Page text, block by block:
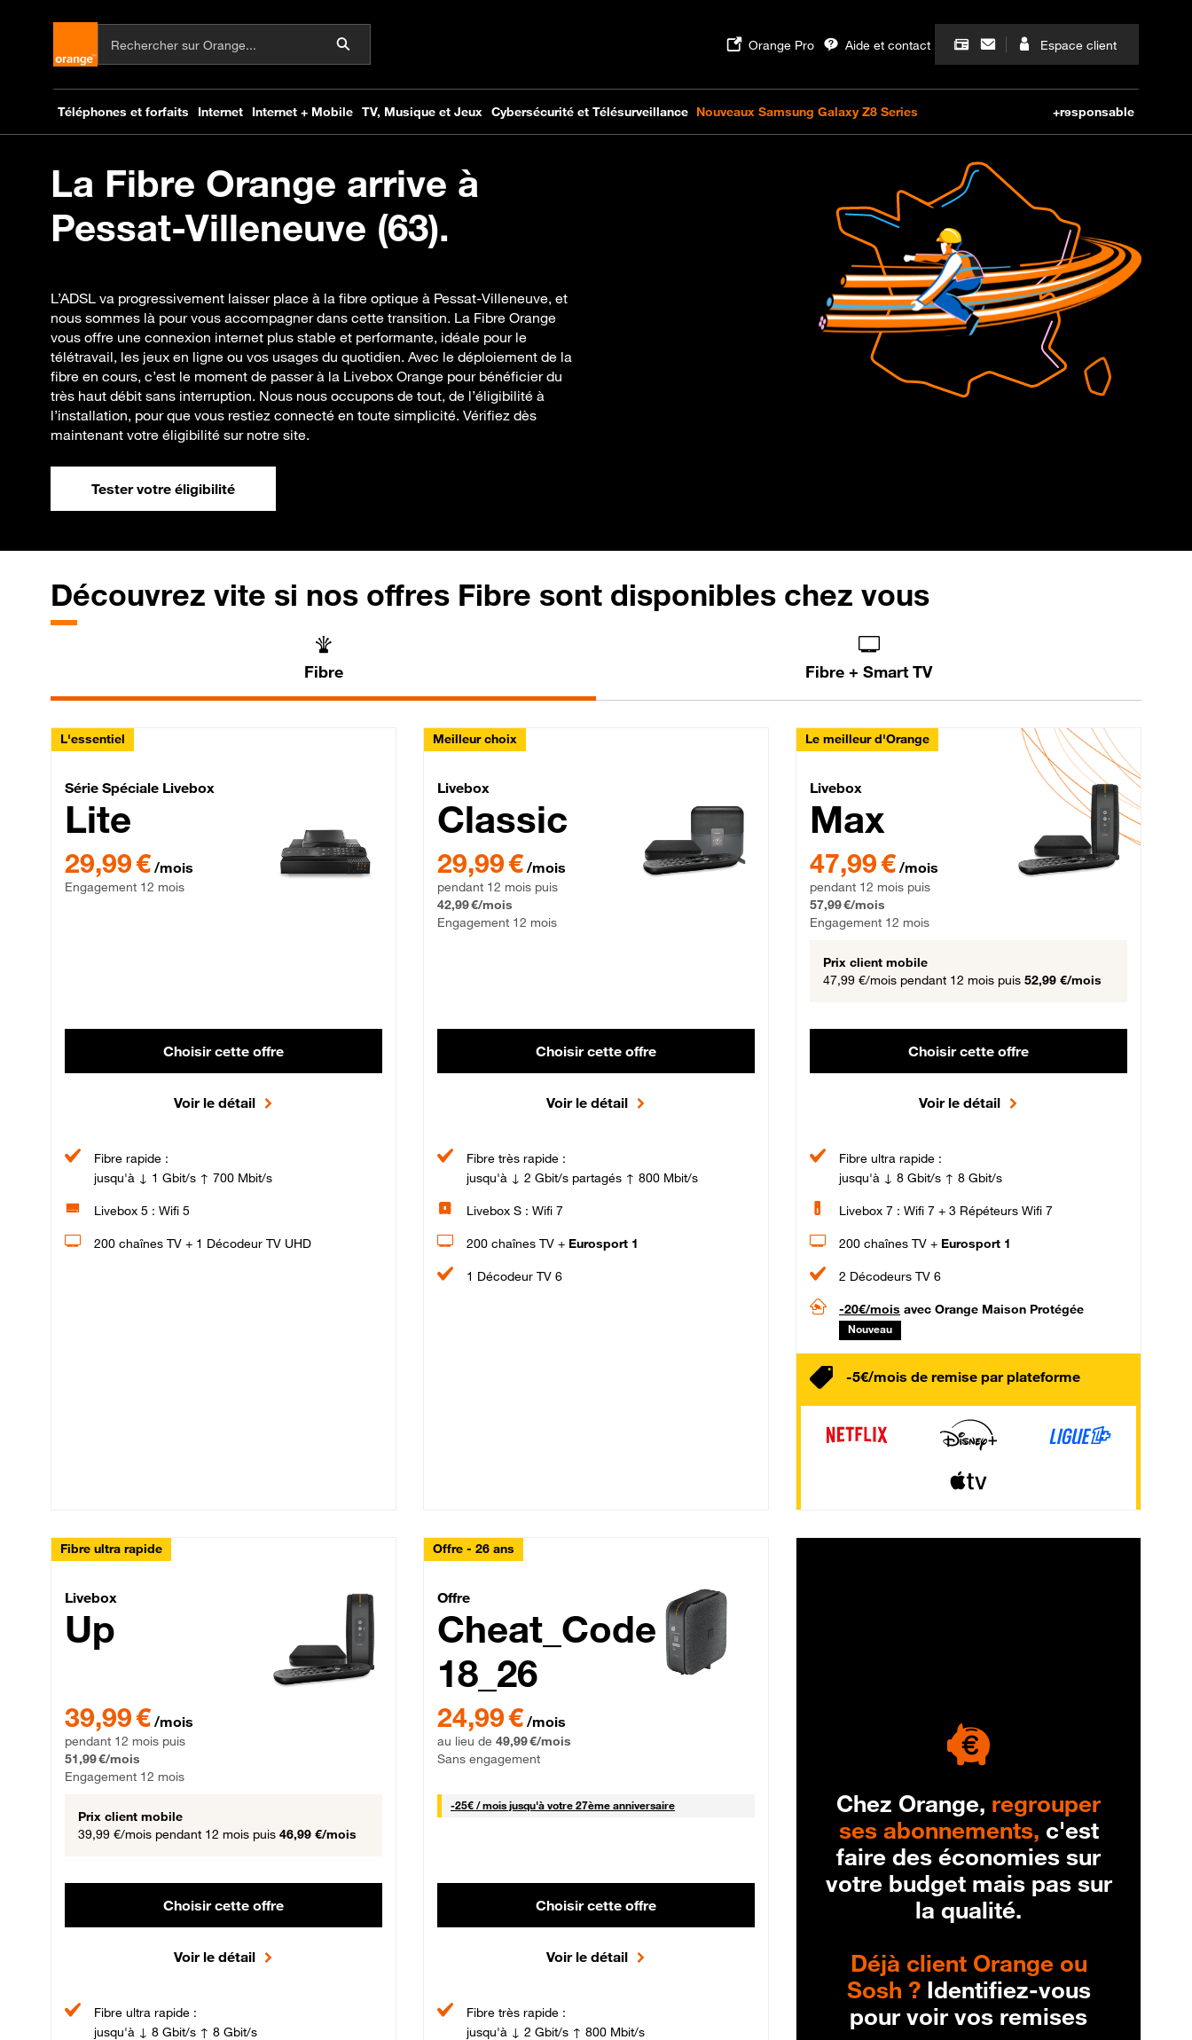
La Fibre Orange arrive à
Pessat-Villeneuve (63).
L’ADSL va progressivement laisser place à la fibre optique à Pessat-Villeneuve, et
nous sommes là pour vous accompagner dans cette transition. La Fibre Orange
vous offre une connexion internet plus stable et performante, idéale pour le
télétravail, les jeux en ligne ou vos usages du quotidien. Avec le déploiement de la
fibre en cours, c’est le moment de passer à la Livebox Orange pour bénéficier du
très haut débit sans interruption. Nous nous occupons de tout, de l’éligibilité à
l’installation, pour que vous restiez connecté en toute simplicité. Vérifiez dès
maintenant votre éligibilité sur notre site.
Tester votre éligibilité
Découvrez vite si nos offres Fibre sont disponibles chez vous
Fibre Fibre + Smart TV
L'essentiel
Série Spéciale Livebox Lite Fibre
Série Spéciale Livebox
Lite
29,99 € par mois , Engagement 12 mois
29,99 € /mois
Engagement 12 mois
Choisir cette offre
Voir le détail
Fibre rapide :
jusqu'à ↓ 1 Gbit/s ↑ 700 Mbit/s
Livebox 5 : Wifi 5
200 chaînes TV + 1 Décodeur TV UHD
Meilleur choix
Livebox Classic Fibre
Livebox
Classic
29,99 € par mois pendant 12 mois puis 42,99 € par mois, Engagement 12 mois
29,99 € /mois
pendant 12 mois puis
42,99 €/mois
Engagement 12 mois
Choisir cette offre
Voir le détail
Fibre très rapide :
jusqu'à ↓ 2 Gbit/s partagés ↑ 800 Mbit/s
Livebox S : Wifi 7
200 chaînes TV + Eurosport 1
1 Décodeur TV 6
Le meilleur d'Orange
Livebox Max Fibre
Livebox
Max
47,99 € par mois pendant 12 mois puis 57,99 € par mois,
47,99 € /mois
pendant 12 mois puis
57,99 €/mois
Engagement 12 mois
Prix client mobile
47,99 €/mois pendant 12 mois puis 52,99 €/mois
Choisir cette offre
Voir le détail
Fibre ultra rapide :
jusqu'à ↓ 8 Gbit/s ↑ 8 Gbit/s
Livebox 7 : Wifi 7 + 3 Répéteurs Wifi 7
200 chaînes TV + Eurosport 1
2 Décodeurs TV 6
-20€/mois avec Orange Maison Protégée
Nouveau
-5€/mois de remise par plateforme
Fibre ultra rapide
Livebox Up Fibre
Livebox
Up
39,99 € /mois
pendant 12 mois puis
51,99 €/mois
Engagement 12 mois
Prix client mobile
39,99 €/mois pendant 12 mois puis 46,99 €/mois
Choisir cette offre
Voir le détail
Fibre ultra rapide :
jusqu'à ↓ 8 Gbit/s ↑ 8 Gbit/s
Offre - 26 ans
Cheat_Code Fibre_18_26
Offre
Cheat_Code
18_26
24,99 € /mois
au lieu de 49,99 €/mois
Sans engagement
-25€ / mois25 € par mois
jusqu'à votre 27ème anniversaire
Choisir cette offre
Voir le détail
Fibre très rapide :
jusqu'à ↓ 2 Gbit/s ↑ 800 Mbit/s
Chez Orange, regrouper
ses abonnements, c'est
faire des économies sur
votre budget mais pas sur
la qualité.
Déjà client Orange ou
Sosh ?Identifiez-vous
pour voir vos remises